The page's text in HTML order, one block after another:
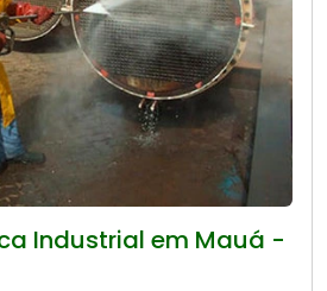
Industrial em Mauá -